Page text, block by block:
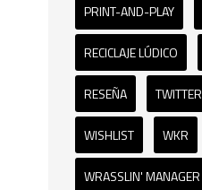
PRINT-AND-PLAY
RECICLAJE LÚDICO
RESEÑA TWITTER
WISHLIST WKR
WRASSLIN' MANAGER